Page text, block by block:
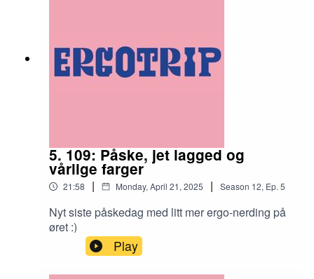
5. 109: Påske, jet lagged og
vårlige farger
21:58 | Monday, April 21, 2025 | Season 12, Ep. 5
Nyt siste påskedag med litt mer ergo-nerding på
øret :)
Play